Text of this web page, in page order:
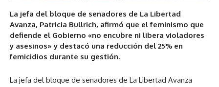
La jefa del bloque de senadores de La Libertad
Avanza, Patricia Bullrich, afirmó que el feminismo que
defiende el Gobierno «no encubre ni libera violadores
y asesinos» y destacó una reducción del 25% en
femicidios durante su gestión.
La jefa del bloque de senadores de La Libertad Avanza